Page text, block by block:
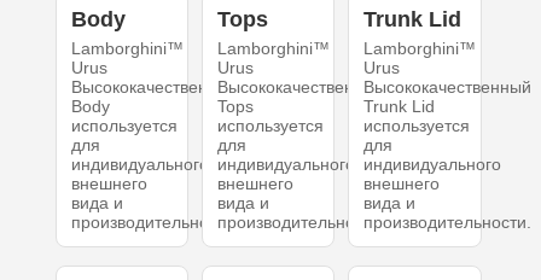
Body
Lamborghini™
Urus
Высококачественный
Body
используется
для
индивидуального
внешнего
вида и
производительности.
Tops
Lamborghini™
Urus
Высококачественный
Tops
используется
для
индивидуального
внешнего
вида и
производительности.
Trunk Lid
Lamborghini™
Urus
Высококачественный
Trunk Lid
используется
для
индивидуального
внешнего
вида и
производительности.